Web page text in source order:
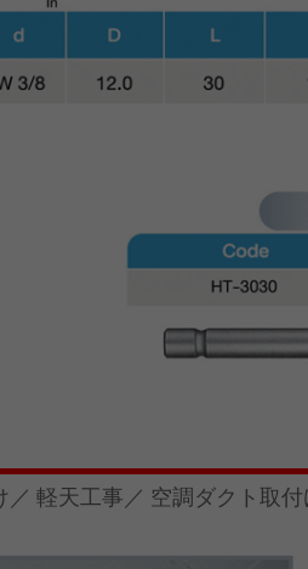
／ 軽天工事／ 空調ダクト取